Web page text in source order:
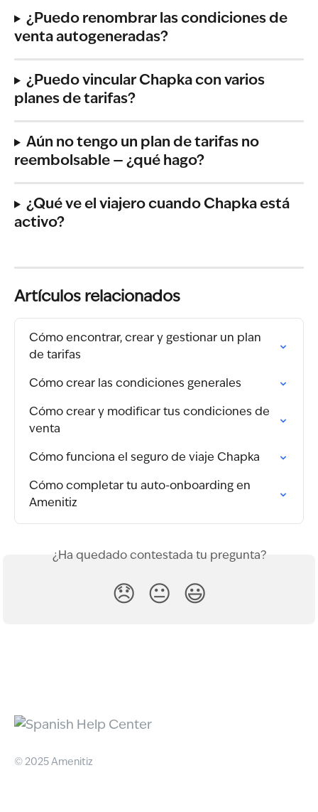
¿Puedo renombrar las condiciones de
venta autogeneradas?
¿Puedo vincular Chapka con varios
planes de tarifas?
Aún no tengo un plan de tarifas no
reembolsable — ¿qué hago?
¿Qué ve el viajero cuando Chapka está
activo?
Artículos relacionados
Cómo encontrar, crear y gestionar un plan
de tarifas
Cómo crear las condiciones generales
Cómo crear y modificar tus condiciones de
venta
Cómo funciona el seguro de viaje Chapka
Cómo completar tu auto-onboarding en
Amenitiz
¿Ha quedado contestada tu pregunta?
😞 😐 😃
© 2025 Amenitiz